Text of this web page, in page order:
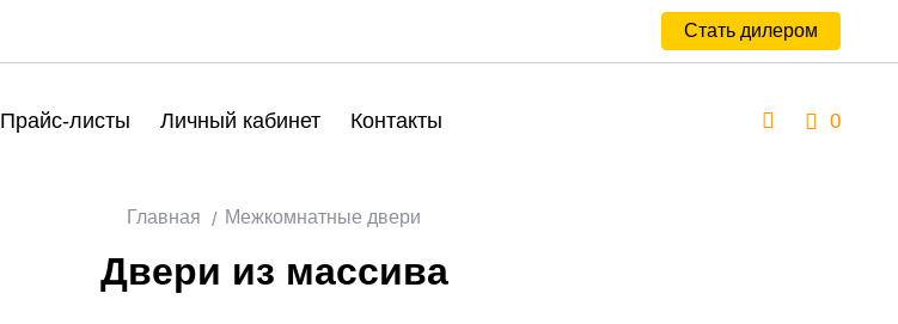
Стать дилером
Прайс-листы Личный кабинет Контакты 0
Главная Межкомнатные двери
Двери из массива